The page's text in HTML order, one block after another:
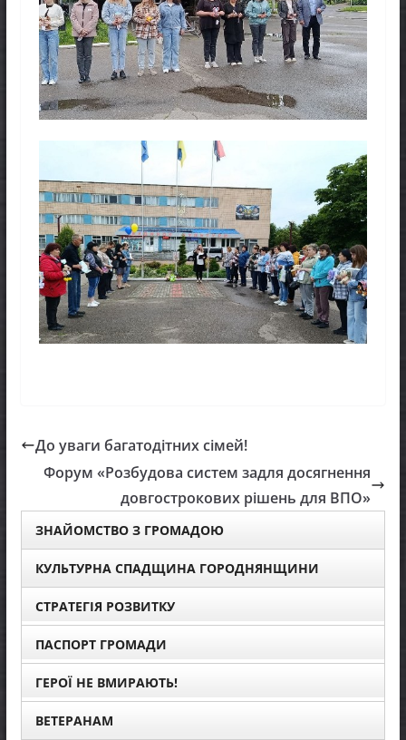
До уваги багатодітних сімей!
Форум «Розбудова систем задля досягнення
довгострокових рішень для ВПО»
ЗНАЙОМСТВО З ГРОМАДОЮ
КУЛЬТУРНА СПАДЩИНА ГОРОДНЯНЩИНИ
СТРАТЕГІЯ РОЗВИТКУ
ПАСПОРТ ГРОМАДИ
ГЕРОЇ НЕ ВМИРАЮТЬ!
ВЕТЕРАНАМ